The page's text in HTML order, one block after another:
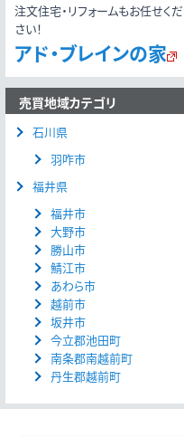
注文住宅・リフォームもお任せくだ
さい！
アド・ブレインの家
売買地域カテゴリ
石川県
羽咋市
福井県
福井市
大野市
勝山市
鯖江市
あわら市
越前市
坂井市
今立郡池田町
南条郡南越前町
丹生郡越前町